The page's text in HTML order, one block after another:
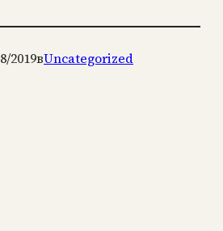
2019вUncategorized